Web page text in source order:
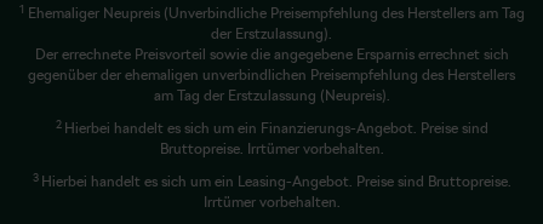
1 Ehemaliger Neupreis (Unverbindliche Preisempfehlung des Herstellers am Tag
der Erstzulassung).
Der errechnete Preisvorteil sowie die angegebene Ersparnis errechnet sich
gegenüber der ehemaligen unverbindlichen Preisempfehlung des Herstellers
am Tag der Erstzulassung (Neupreis).
2 Hierbei handelt es sich um ein Finanzierungs-Angebot. Preise sind
Bruttopreise. Irrtümer vorbehalten.
3 Hierbei handelt es sich um ein Leasing-Angebot. Preise sind Bruttopreise.
Irrtümer vorbehalten.